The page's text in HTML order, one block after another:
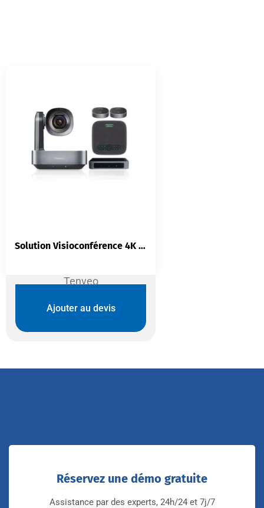
Tenveo
Solution Visioconférence 4K Tenveo VA612-EX | Caméra PTZ 12x | Speakerphone | Salles Moyennes
Ajouter au devis
Réservez une démo gratuite
Assistance par des experts, 24h/24 et 7j/7